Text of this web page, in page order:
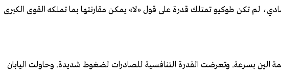
لم تكن طوكيو تمتلك قدرة على قول «لا» يمكن مقارنتها بما تملكه القوى الكبرى
الين بسرعة. وتعرضت القدرة التنافسية للصادرات لضغوط شديدة. وحاولت اليابان